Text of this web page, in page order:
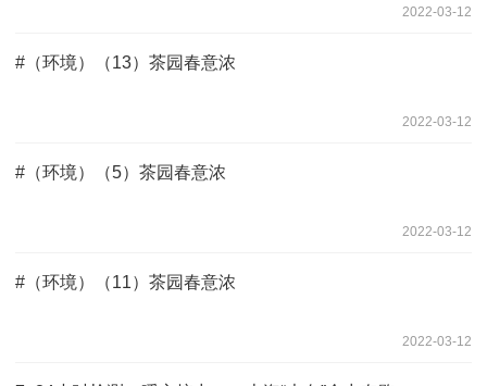
2022-03-12
#（环境）（13）茶园春意浓
2022-03-12
#（环境）（5）茶园春意浓
2022-03-12
#（环境）（11）茶园春意浓
2022-03-12